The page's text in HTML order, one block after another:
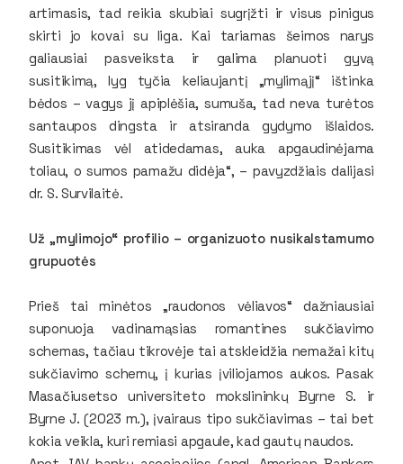
artimasis, tad reikia skubiai sugrįžti ir visus pinigus
skirti jo kovai su liga. Kai tariamas šeimos narys
galiausiai pasveiksta ir galima planuoti gyvą
susitikimą, lyg tyčia keliaujantį „mylimąjį“ ištinka
bėdos – vagys jį apiplėšia, sumuša, tad neva turėtos
santaupos dingsta ir atsiranda gydymo išlaidos.
Susitikimas vėl atidedamas, auka apgaudinėjama
toliau, o sumos pamažu didėja“, – pavyzdžiais dalijasi
dr. S. Survilaitė.
Už „mylimojo“ profilio – organizuoto nusikalstamumo
grupuotės
Prieš tai minėtos „raudonos vėliavos“ dažniausiai
suponuoja vadinamąsias romantines sukčiavimo
schemas, tačiau tikrovėje tai atskleidžia nemažai kitų
sukčiavimo schemų, į kurias įviliojamos aukos. Pasak
Masačiusetso universiteto mokslininkų Byrne S. ir
Byrne J. (2023 m.), įvairaus tipo sukčiavimas – tai bet
kokia veikla, kuri remiasi apgaule, kad gautų naudos.